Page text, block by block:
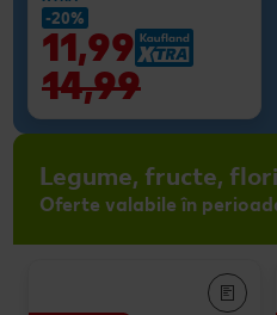
-20%
11,99
14,99
Legume, fructe, flori
Oferte valabile în